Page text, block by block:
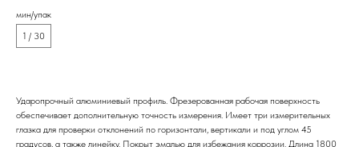
мин/упак
1 / 30
Ударопрочный алюминиевый профиль. Фрезерованная рабочая поверхность
обеспечивает дополнительную точность измерения. Имеет три измерительных
глазка для проверки отклонений по горизонтали, вертикали и под углом 45
градусов, а также линейку. Покрыт эмалью для избежания коррозии. Длина 1800